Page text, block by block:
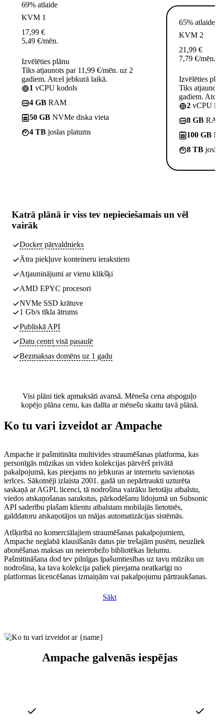
69% atlaide
KVM 1
17,99 €
5,49 €/mēn.
Izvēlēties plānu
Tiks atjaunots par 11,99 €/mēn. uz 2
gadiem. Atcel jebkurā laikā.
1 vCPU kodols
4 GB RAM
50 GB NVMe diska vieta
4 TB joslas platums
65% atlaide
KVM 2
21,99 €
7,79 €/mēn.
Izvēlēties
Tiks
gadiem.
2 vCPU
8 GB
100 GB
8 TB
Katrā plānā ir viss tev nepieciešamais un vēl
vairāk
Docker pārvaldnieks
Ātra piekļuve konteineru ierakstiem
Atjauninājumi ar vienu klikšķi
AMD EPYC procesori
NVMe SSD krātuve
1 Gb/s tīkla ātrums
Publiskā API
Datu centri visā pasaulē
Bezmaksas domēns uz 1 gadu
Visi plāni tiek apmaksāti avansā. Mēneša cena atspoguļo
kopējo plāna cenu, kas dalīta ar mēnešu skaitu tavā plānā.
Ko tu vari izveidot ar Ampache
Ampache ir pašmitināta multivides straumēšanas platforma, kas
personīgās mūzikas un video kolekcijas pārvērš privātā
pakalpojumā, kas pieejams no jebkuras ar internetu savienotas
ierīces. Sākotnēji izlaista 2001. gadā un nepārtraukti uzturēta
saskaņā ar AGPL licenci, tā nodrošina vairāku lietotāju atbalstu,
viedos atskaņošanas sarakstus, pārkodēšanu lidojumā un Subsonic
API saderību plašam klientu atbalstam mobilajās lietotnēs,
galddatoru atskaņotājos un mājas automatizācijas sistēmās.
Atšķirībā no komerciālajiem straumēšanas pakalpojumiem,
Ampache neglabā klausīšanās datus pie trešajām pusēm, neuzliek
abonēšanas maksas un neierobežo bibliotēkas lielumu.
Pašmitināšana dod tev pilnīgas īpašumtiesības uz tavu mūziku un
nodrošina, ka tava kolekcija paliek pieejama neatkarīgi no
platformas licencēšanas izmaiņām vai pakalpojumu pārtraukšanas.
Sākt
Ampache galvenās iespējas